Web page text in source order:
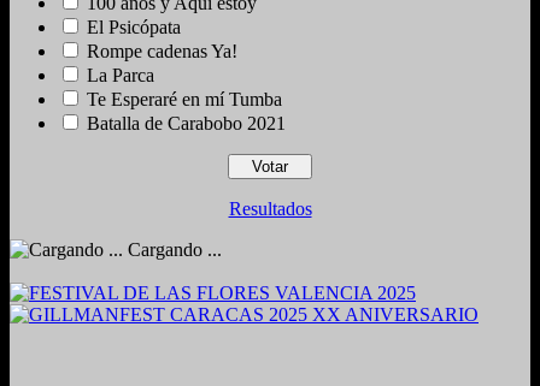
El Psicópata
Rompe cadenas Ya!
La Parca
Te Esperaré en mí Tumba
Batalla de Carabobo 2021
Resultados
Cargando ...